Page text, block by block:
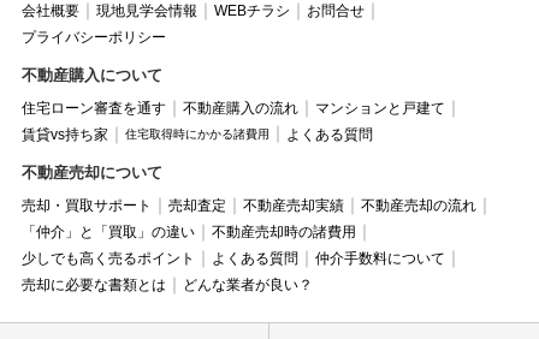
会社概要
現地見学会情報 WEBチラシ
お問合せ
プライバシーポリシー
不動産購入について
住宅ローン審査を通す 不動産購入の流れ
マンションと戸建て
賃貸vs持ち家
住宅取得時にかかる諸費用 よくある質問
不動産売却について
売却・買取サポート 売却査定 不動産売却実績
不動産売却の流れ
「仲介」と「買取」の違い
不動産売却時の諸費用
少しでも高く売るポイント
よくある質問
仲介手数料について
売却に必要な書類とは
どんな業者が良い？